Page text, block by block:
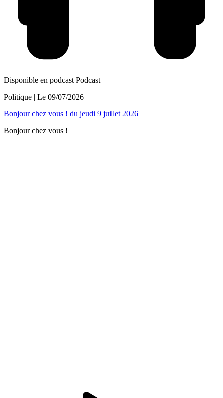
Disponible en podcast Podcast
Politique | Le 09/07/2026
Bonjour chez vous ! du jeudi 9 juillet 2026
Bonjour chez vous !